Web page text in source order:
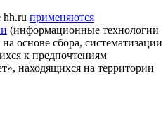
применяются
(информационные технологии
основе сбора, систематизации
к предпочтениям
находящихся на территории